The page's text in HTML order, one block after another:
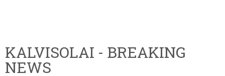
KALVISOLAI - BREAKING
NEWS